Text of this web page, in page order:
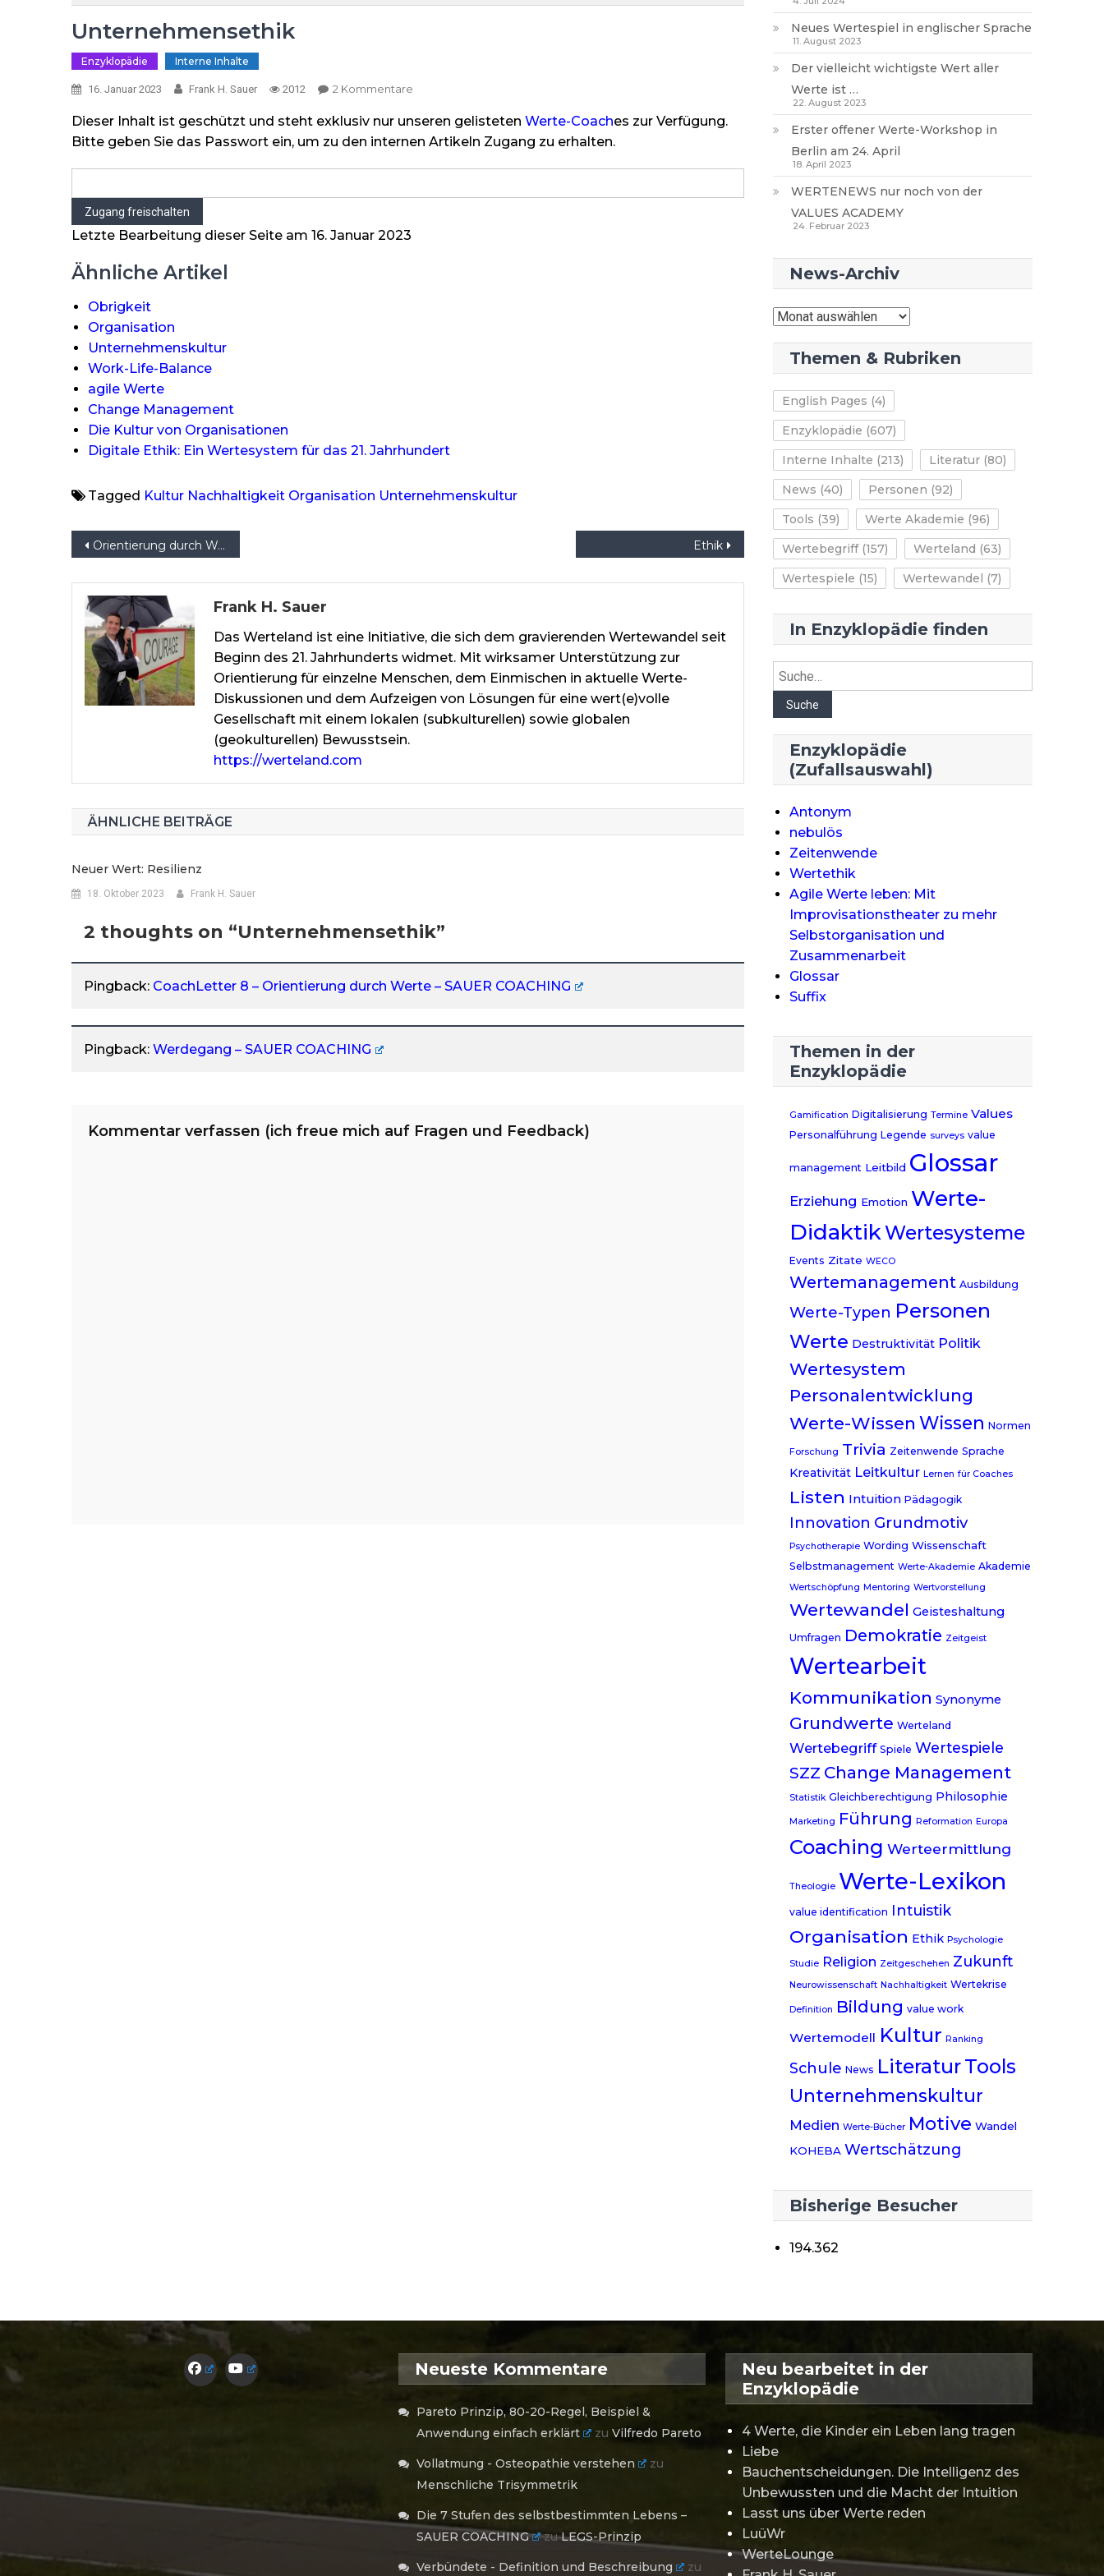
Unternehmensethik
Enzyklopädie Interne Inhalte
16. Januar 2023 Frank H. Sauer 2012 2 Kommentare
Dieser Inhalt ist geschützt und steht exklusiv nur unseren gelisteten Werte-Coaches zur Verfügung.
Bitte geben Sie das Passwort ein, um zu den internen Artikeln Zugang zu erhalten.
Letzte Bearbeitung dieser Seite am 16. Januar 2023
Ähnliche Artikel
Obrigkeit
Organisation
Unternehmenskultur
Work-Life-Balance
agile Werte
Change Management
Die Kultur von Organisationen
Digitale Ethik: Ein Wertesystem für das 21. Jahrhundert
Tagged Kultur Nachhaltigkeit Organisation Unternehmenskultur
Beitragsnavigation
Orientierung durch Werte Ethik
Frank H. Sauer
Das Werteland ist eine Initiative, die sich dem gravierenden Wertewandel seit
Beginn des 21. Jahrhunderts widmet. Mit wirksamer Unterstützung zur
Orientierung für einzelne Menschen, dem Einmischen in aktuelle Werte-
Diskussionen und dem Aufzeigen von Lösungen für eine wert(e)volle
Gesellschaft mit einem lokalen (subkulturellen) sowie globalen
(geokulturellen) Bewusstsein.
https://werteland.com
ÄHNLICHE BEITRÄGE
Neuer Wert: Resilienz
18. Oktober 2023 Frank H. Sauer
2 thoughts on “Unternehmensethik”
Pingback: CoachLetter 8 – Orientierung durch Werte – SAUER COACHING
Pingback: Werdegang – SAUER COACHING
Kommentar verfassen (ich freue mich auf Fragen und Feedback)
Neues Wertespiel in englischer Sprache
11. August 2023
Der vielleicht wichtigste Wert aller
Werte ist …
22. August 2023
Erster offener Werte-Workshop in
Berlin am 24. April
18. April 2023
WERTENEWS nur noch von der
VALUES ACADEMY
24. Februar 2023
News-Archiv
News-
Themen & Rubriken
English Pages (4)
Enzyklopädie (607)
Interne Inhalte (213) Literatur (80)
News (40) Personen (92)
Tools (39) Werte Akademie (96)
Wertebegriff(157) Werteland (63)
Wertespiele (15) Wertewandel (7)
In Enzyklopädie finden
Suche
Suche
Enzyklopädie
(Zufallsauswahl)
Antonym
nebulös
Zeitenwende
Wertethik
Agile Werte leben: Mit
Improvisationstheater zu mehr
Selbstorganisation und
Zusammenarbeit
Glossar
Suffix
Themen in der
Enzyklopädie
Gamification Digitalisierung Termine Values
Personalführung Legende surveys value
management Leitbild Glossar
Erziehung Emotion Werte-
DidaktikWertesysteme
Events Zitate WECO
Wertemanagement Ausbildung
Werte-Typen Personen
Werte Destruktivität Politik
Wertesystem
Personalentwicklung
Werte-Wissen Wissen Normen
Forschung Trivia Zeitenwende Sprache
Kreativität Leitkultur Lernen für Coaches
Listen Intuition Pädagogik
Innovation Grundmotiv
Psychotherapie Wording Wissenschaft
Selbstmanagement Werte-Akademie Akademie
Wertschöpfung Mentoring Wertvorstellung
Wertewandel Geisteshaltung
Umfragen Demokratie Zeitgeist
Wertearbeit
Kommunikation Synonyme
Grundwerte Werteland
Wertebegriff Spiele Wertespiele
SZZ Change Management
Statistik Gleichberechtigung Philosophie
Marketing Führung Reformation Europa
Coaching Werteermittlung
Theologie Werte-Lexikon
value identification Intuistik
Organisation Ethik Psychologie
Studie Religion Zeitgeschehen Zukunft
Neurowissenschaft Nachhaltigkeit Wertekrise
Definition Bildung value work
Wertemodell Kultur Ranking
Schule News LiteraturTools
Unternehmenskultur
Medien Werte-Bücher Motive Wandel
KOHEBA Wertschätzung
Bisherige Besucher
194.362
Neueste Kommentare
Pareto Prinzip, 80-20-Regel, Beispiel &
Anwendung einfach erklärt
zuVilfredo Pareto
Vollatmung - Osteopathie verstehen
zu
Menschliche Trisymmetrik
Die 7 Stufen des selbstbestimmten Lebens –
SAUER COACHING
zuLEGS-Prinzip
Verbündete - Definition und Beschreibung zu
Neu bearbeitet in der
Enzyklopädie
4 Werte, die Kinder ein Leben lang tragen
Liebe
Bauchentscheidungen. Die Intelligenz des
Unbewussten und die Macht der Intuition
Lasst uns über Werte reden
LuüWr
WerteLounge